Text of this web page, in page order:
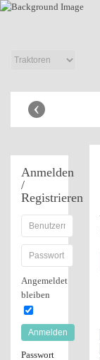
‹
Anmelden
/
Registrieren
Angemeldet
bleiben
Anmelden
Passwort